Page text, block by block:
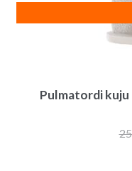
Pulmatordi